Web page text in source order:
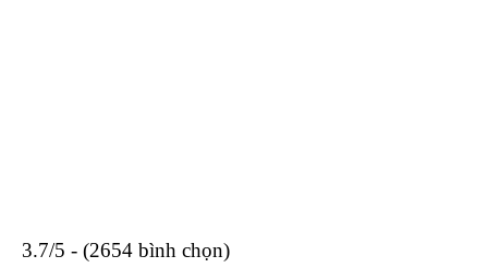
3.7/5 - (2654 bình chọn)